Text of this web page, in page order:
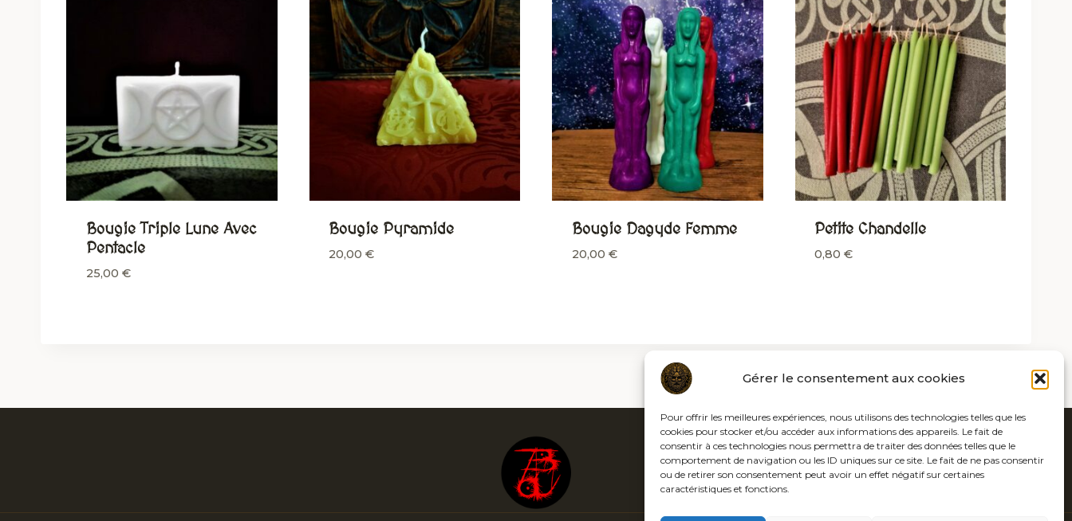
Gérer le consentement aux cookies
Pour offrir les meilleures expériences, nous utilisons des technologies telles que les
cookies pour stocker et/ou accéder aux informations des appareils. Le fait de
consentir à ces technologies nous permettra de traiter des données telles que le
comportement de navigation ou les ID uniques sur ce site. Le fait de ne pas consentir
ou de retirer son consentement peut avoir un effet négatif sur certaines
caractéristiques et fonctions.
Bougie Triple Lune Avec
Pentacle
25,00 €
Bougie Pyramide
20,00 €
Bougie Dagyde Femme
20,00 €
Petite Chandelle
0,80 €